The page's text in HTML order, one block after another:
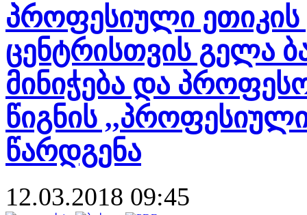
პროფესიული ეთიკის
ცენტრისთვის გელა
მინიჭება და
წიგნის
წარდგენა
12.03.2018 09:45